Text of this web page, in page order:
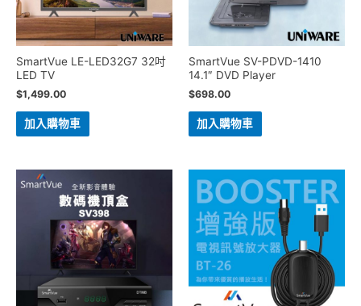
SmartVue LE-LED32G7 32吋
LED TV
$1,499.00
加入購物車
SmartVue SV-PDVD-1410
14.1″ DVD Player
$698.00
加入購物車